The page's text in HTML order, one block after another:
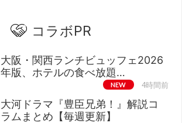
コラボPR
大阪・関西ランチビュッフェ2026
年版、ホテルの食べ放題…
NEW 4時間前
大河ドラマ『豊臣兄弟！』解説コ
ラムまとめ【毎週更新】